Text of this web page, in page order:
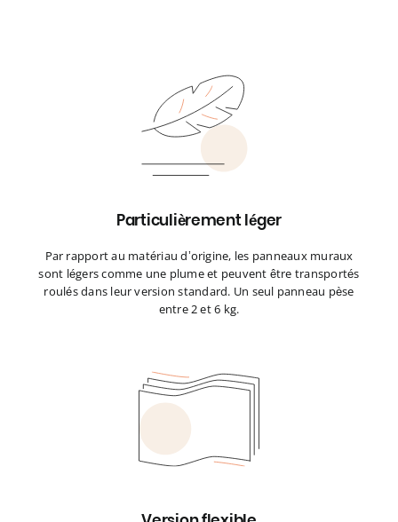
Particulièrement léger
Par rapport au matériau d’origine, les panneaux muraux
sont légers comme une plume et peuvent être transportés
roulés dans leur version standard. Un seul panneau pèse
entre 2 et 6 kg.